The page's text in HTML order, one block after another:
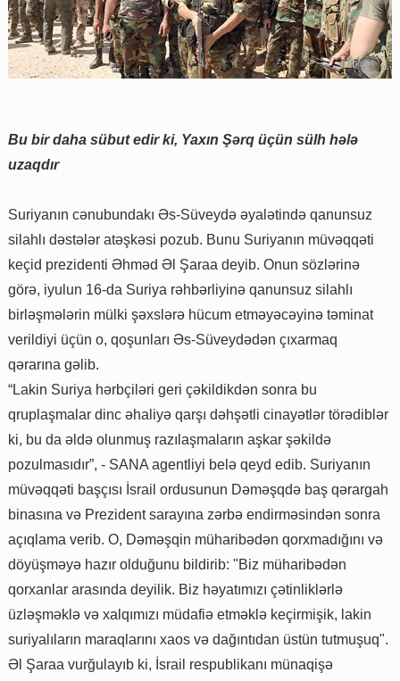
Bu bir daha sübut edir ki, Yaxın Şərq üçün sülh hələ
uzaqdır
Suriyanın cənubundakı Əs-Süveydə əyalətində qanunsuz
silahlı dəstələr atəşkəsi pozub. Bunu Suriyanın müvəqqəti
keçid prezidenti Əhməd Əl Şaraa deyib. Onun sözlərinə
görə, iyulun 16-da Suriya rəhbərliyinə qanunsuz silahlı
birləşmələrin mülki şəxslərə hücum etməyəcəyinə təminat
verildiyi üçün o, qoşunları Əs-Süveydədən çıxarmaq
qərarına gəlib.
“Lakin Suriya hərbçiləri geri çəkildikdən sonra bu
qruplaşmalar dinc əhaliyə qarşı dəhşətli cinayətlər törədiblər
ki, bu da əldə olunmuş razılaşmaların aşkar şəkildə
pozulmasıdır”, - SANA agentliyi belə qeyd edib. Suriyanın
müvəqqəti başçısı İsrail ordusunun Dəməşqdə baş qərargah
binasına və Prezident sarayına zərbə endirməsindən sonra
açıqlama verib. O, Dəməşqin müharibədən qorxmadığını və
döyüşməyə hazır olduğunu bildirib: "Biz müharibədən
qorxanlar arasında deyilik. Biz həyatımızı çətinliklərlə
üzləşməklə və xalqımızı müdafiə etməklə keçirmişik, lakin
suriyalıların maraqlarını xaos və dağıntıdan üstün tutmuşuq".
Əl Şaraa vurğulayıb ki, İsrail respublikanı münaqişə